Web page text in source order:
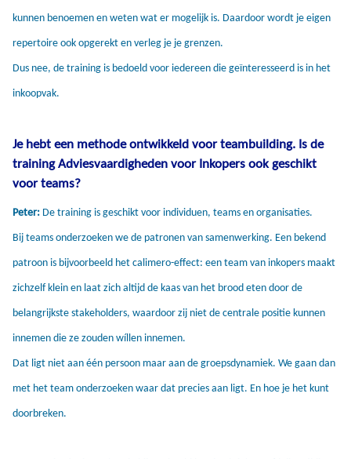
kunnen benoemen en weten wat er mogelijk is. Daardoor wordt je eigen
repertoire ook opgerekt en verleg je je grenzen.
Dus nee, de training is bedoeld voor iedereen die geïnteresseerd is in het
inkoopvak.
Je hebt een methode ontwikkeld voor teambuilding. Is de
training Adviesvaardigheden voor Inkopers ook geschikt
voor teams?
Peter: De training is geschikt voor individuen, teams en organisaties.
Bij teams onderzoeken we de patronen van samenwerking. Een bekend
patroon is bijvoorbeeld het calimero-effect: een team van inkopers maakt
zichzelf klein en laat zich altijd de kaas van het brood eten door de
belangrijkste stakeholders, waardoor zij niet de centrale positie kunnen
innemen die ze zouden wíllen innemen.
Dat ligt niet aan één persoon maar aan de groepsdynamiek. We gaan dan
met het team onderzoeken waar dat precies aan ligt. En hoe je het kunt
doorbreken.